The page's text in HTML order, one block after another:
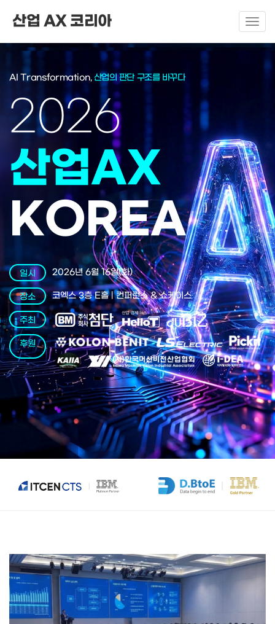
T
v
i
g
a
t
i
o
n
산업 AX 코리아
AI Transformation,산업의 판단 구조를 바꾸다
2026
산업AX
KOREA
일시 2026년 6월 16일(화)
장소 코엑스 3층 E홀 | 컨퍼런스 & 쇼케이스
주최
후원